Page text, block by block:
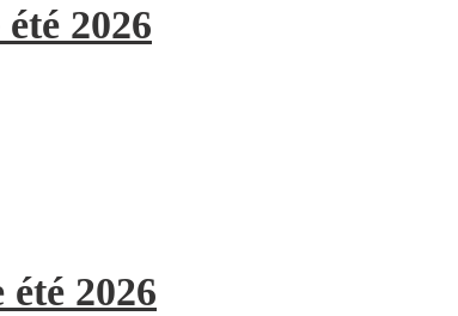
2026
2026